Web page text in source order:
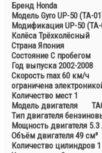
Бренд Honda
Модель Gyro UP-50 (TA-
Модификация UP-50
Колёса Трёхколёсный
Страна Япония
Состояние С пробегом
Год выпуска 2002-2008
Скорость max 60 км/ч
ограничена
Количество мест 1
Модель двигателя
Тип двигателя
Мощность двигателя
Объём двигателя 49 см³
Количество цилиндров 1